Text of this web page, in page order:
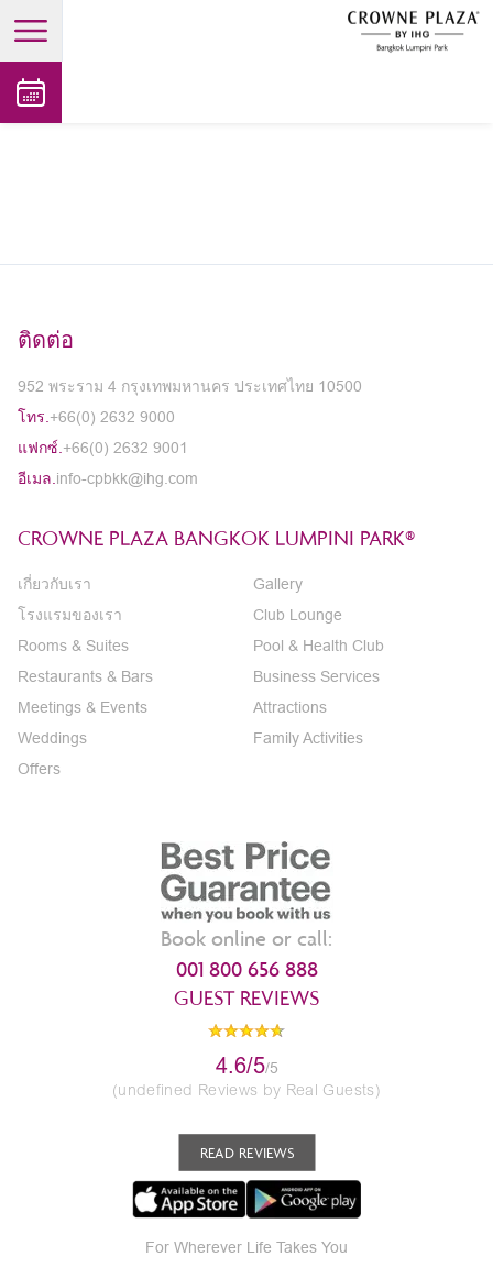
open main menu
ติดต่อ
952 พระราม 4 กรุงเทพมหานคร ประเทศไทย 10500
โทร. +66(0) 2632 9000
แฟกซ์. +66(0) 2632 9001
อีเมล. info-cpbkk@ihg.com
CROWNE PLAZA BANGKOK LUMPINI PARK®
เกี่ยวกับเรา
โรงแรมของเรา
Rooms & Suites
Restaurants & Bars
Meetings & Events
Weddings
Offers
Gallery
Club Lounge
Pool & Health Club
Business Services
Attractions
Family Activities
Book online or call:
001 800 656 888
GUEST REVIEWS
4.6/5/5
(undefined Reviews by Real Guests)
READ REVIEWS
For Wherever Life Takes You